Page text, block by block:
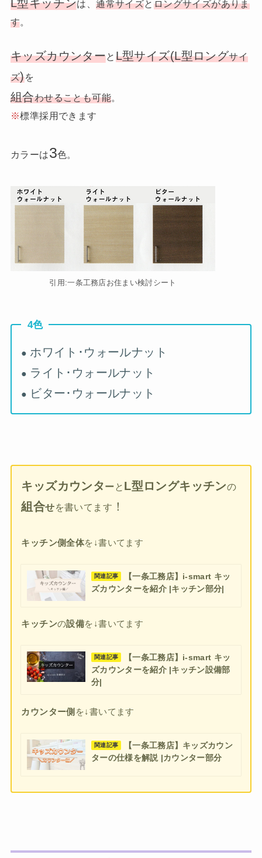
L型キッチンは、通常サイズと ロングサイズがありま
す。
キッズカウンターと L型サイズ(L型ロングサイ
ズ)を
組合わせることも可能。
※標準採用できます
カラーは3色。
引用:一条工務店お住まい検討シート
4色
● ホワイト･ウォールナット
● ライト･ウォールナット
● ビター･ウォールナット
キッズカウンター と L型ロングキッチンの
組合せを書いてます ！
キッチン側全体を↓書いてます
関連記事
【一条工務店】i-smart キッ
ズカウンターを紹介 |キッチン部分|
キッチンの設備を↓書いてます
関連記事
【一条工務店】i-smart キッ
ズカウンターを紹介 |キッチン設備部
分|
カウンター側 を↓書いてます
関連記事
【一条工務店】キッズカウン
ターの仕様を解説 |カウンター部分